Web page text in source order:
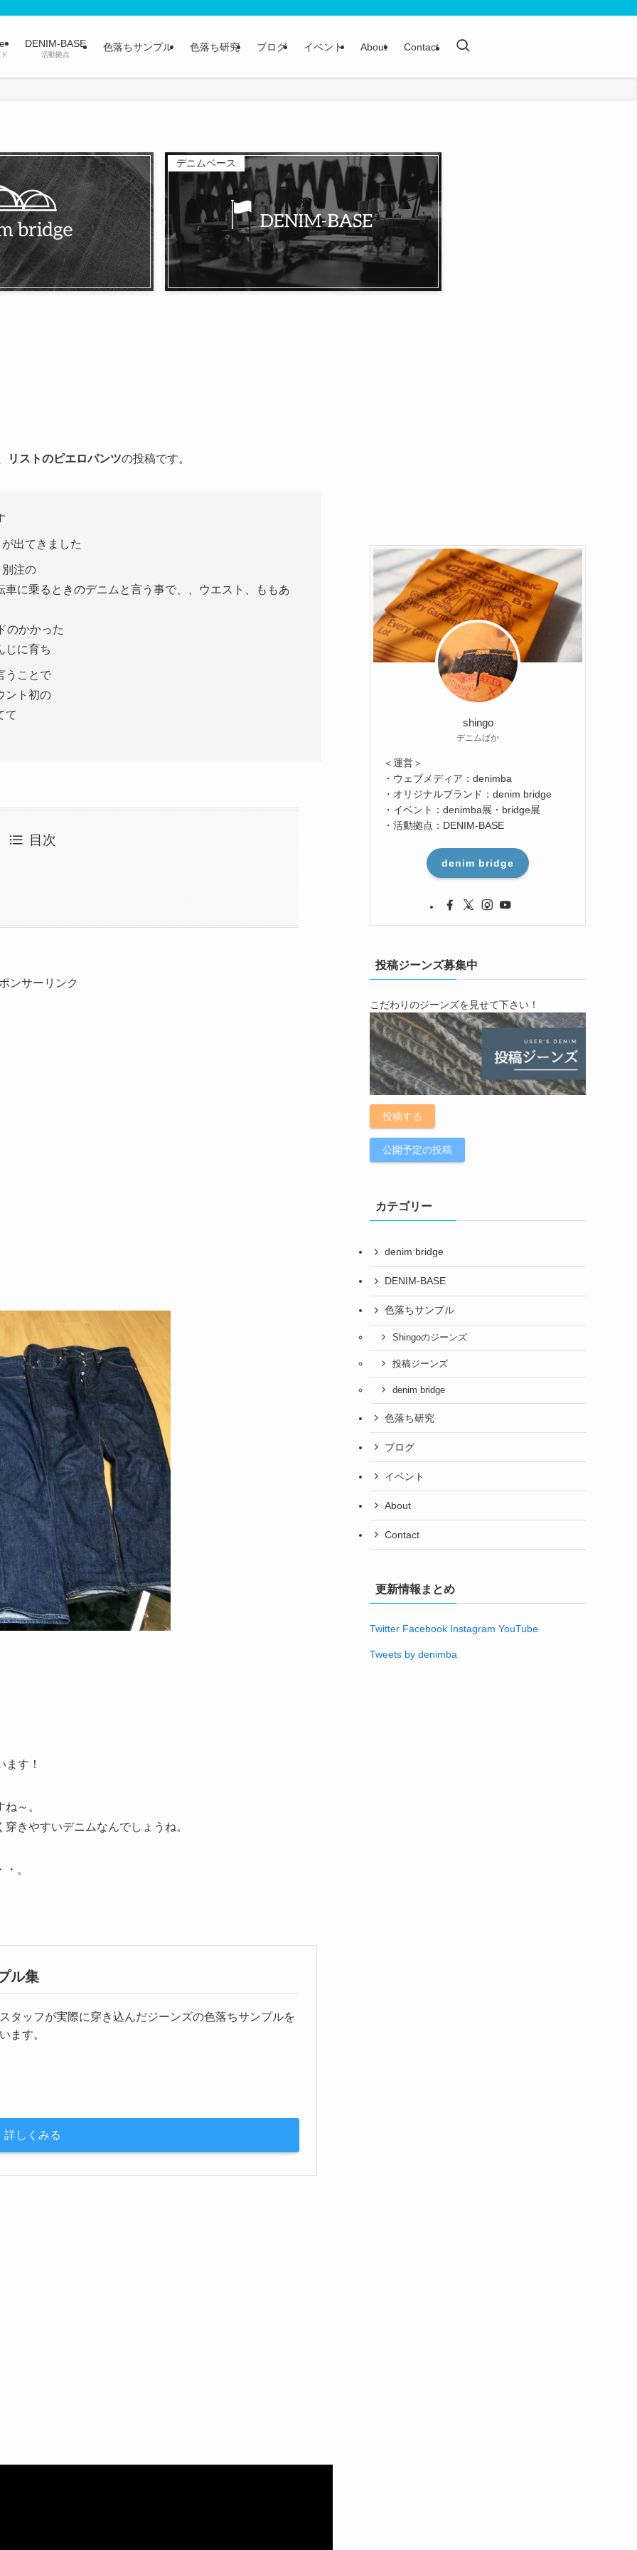
DENIM-BASE
活動拠点
色落ちサンプル 色落ち研究 ブログ イベント About Contact
デニムベース
リストのピエロパンツの投稿です。
出てきました
注の
に乗るときのデニムと言う事で、、ウエスト、ももあ
のかかった
じに育ち
うことで
ント初の
て
目次
ンサーリンク
す！
～。
きやすいデニムなんでしょうね。
。
ル集
タッフが実際に穿き込んだジーンズの色落ちサンプルを
ます。
詳しくみる
shingo
デニムばか
＜運営＞
・ウェブメディア：denimba
・オリジナルブランド：denim bridge
・イベント：denimba展・bridge展
・活動拠点：DENIM-BASE
denim bridge
投稿ジーンズ募集中
こだわりのジーンズを見せて下さい！
投稿する
公開予定の投稿
カテゴリー
denim bridge
DENIM-BASE
色落ちサンプル
Shingoのジーンズ
投稿ジーンズ
denim bridge
色落ち研究
ブログ
イベント
About
Contact
更新情報まとめ
Twitter Facebook Instagram YouTube
Tweets by denimba